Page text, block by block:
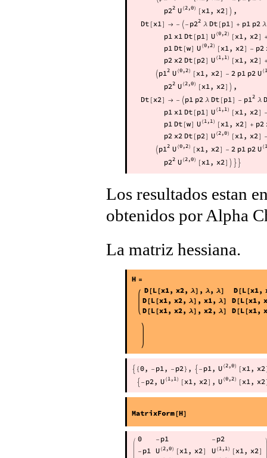
Los resultados estan
obtenidos por Alpha
La matriz hessiana.